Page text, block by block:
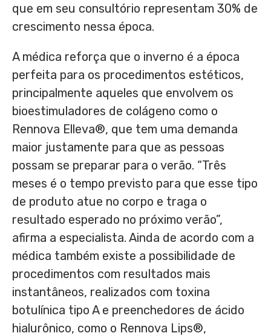
que em seu consultório representam 30% de
crescimento nessa época.
A médica reforça que o inverno é a época
perfeita para os procedimentos estéticos,
principalmente aqueles que envolvem os
bioestimuladores de colágeno como o
Rennova Elleva®, que tem uma demanda
maior justamente para que as pessoas
possam se preparar para o verão. “Três
meses é o tempo previsto para que esse tipo
de produto atue no corpo e traga o
resultado esperado no próximo verão”,
afirma a especialista. Ainda de acordo com a
médica também existe a possibilidade de
procedimentos com resultados mais
instantâneos, realizados com toxina
botulínica tipo A e preenchedores de ácido
hialurônico, como o Rennova Lips®,